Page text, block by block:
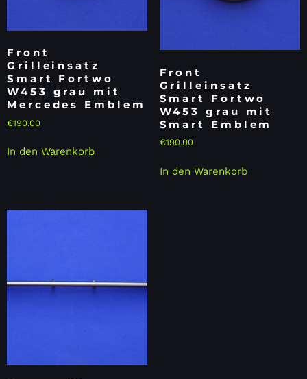
Front
Grilleinsatz
Smart Fortwo
W453 grau mit
Mercedes Emblem
€190.00
In den Warenkorb
Front
Grilleinsatz
Smart Fortwo
W453 grau mit
Smart Emblem
€190.00
In den Warenkorb